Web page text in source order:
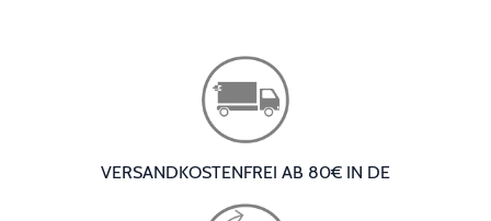
VERSANDKOSTENFREI AB 80€ IN DE